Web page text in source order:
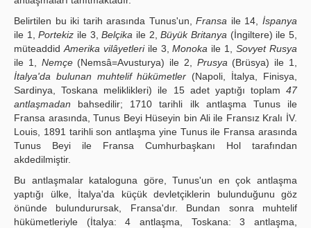
Belirtilen bu iki tarih arasında Tunus'un,Fransa ile 14,İspanya
ile 1,Portekiz ile 3,Belçika ile 2,Büyük Britanya (İngiltere) ile 5,
müteaddid Amerika vilâyetleriile 3,Monoka ile 1,Sovyet Rusya
ile 1, Nemçe (Nemsâ=Avusturya) ile 2, Prusya (Brüsya) ile 1,
İtalya'da bulunan muhtelif hükümetler (Napoli, İtalya, Finisya,
Sardinya, Toskana meliklikleri) ile 15 adet yaptığı toplam 47
antlaşmadan bahsedilir; 1710 tarihli ilk antlaşma Tunus ile
Fransa arasında, Tunus Beyi Hüseyin bin Ali ile Fransız Kralı İV.
Louis, 1891 tarihli son antlaşma yine Tunus ile Fransa arasında
Tunus Beyi ile Fransa Cumhurbaşkanı Hol tarafından
akdedilmiştir.
Bu antlaşmalar kataloguna göre, Tunus'un en çok antlaşma
yaptığı ülke, İtalya'da küçük devletçiklerin bulunduğunu göz
önünde bulundurursak, Fransa'dır. Bundan sonra muhtelif
hükümetleriyle (İtalya: 4 antlaşma, Toskana: 3 antlaşma,